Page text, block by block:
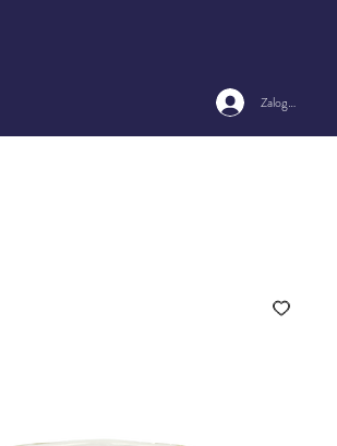
Zaloguj się